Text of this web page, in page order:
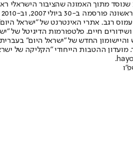
מתוך האמונה שהציבור הישראלי
חיים. פלטפורמות הדיגיטל של
החדש והיישומון החדש של "ישראל היום"
מועדון ההטבות הייחודי "הקליקה של